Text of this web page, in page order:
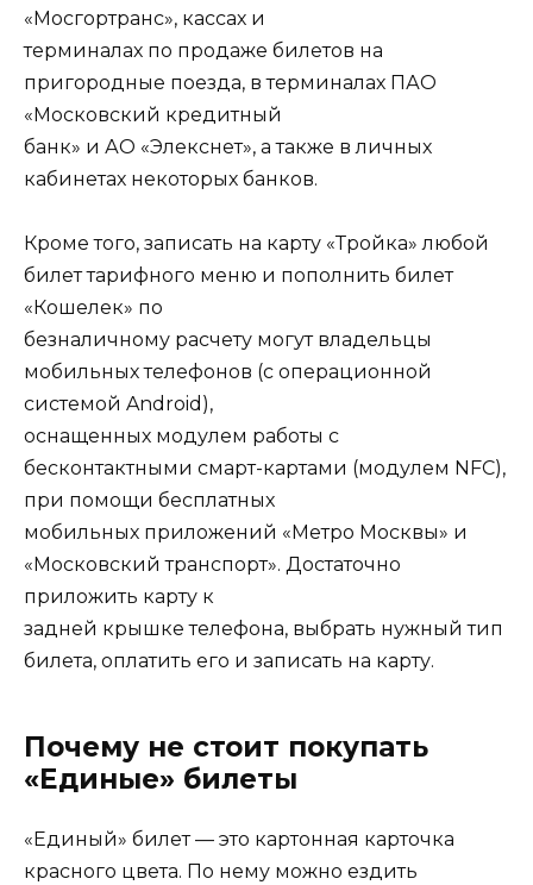
«Мосгортранс», кассах и
терминалах по продаже билетов на
пригородные поезда, в терминалах ПАО
«Московский кредитный
банк» и АО «Элекснет», а также в личных
кабинетах некоторых банков.
Кроме того, записать на карту «Тройка» любой
билет тарифного меню и пополнить билет
«Кошелек» по
безналичному расчету могут владельцы
мобильных телефонов (с операционной
системой Android),
оснащенных модулем работы с
бесконтактными смарт-картами (модулем NFC),
при помощи бесплатных
мобильных приложений «Метро Москвы» и
«Московский транспорт». Достаточно
приложить карту к
задней крышке телефона, выбрать нужный тип
билета, оплатить его и записать на карту.
Почему не стоит покупать
«Единые» билеты
«Единый» билет — это картонная карточка
красного цвета. По нему можно ездить